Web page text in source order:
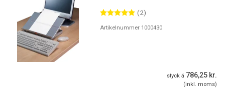
(2)
Artikelnummer 1000430
styck á 786,25 kr.
(inkl. moms)